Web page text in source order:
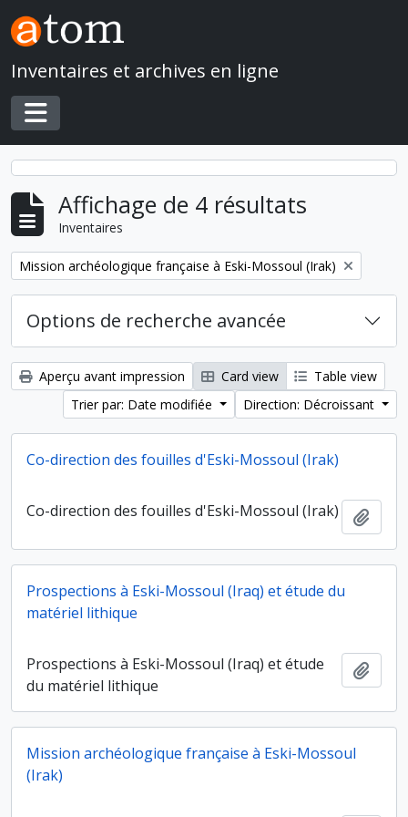
Skip to main content
Inventaires et archives en ligne
Toggle navigation
Affichage de 4 résultats
Inventaires
Remove filter:
Mission archéologique française à Eski-Mossoul (Irak)
Options de recherche avancée
Aperçu avant impression Card view
Table view
Trier par: Date modifiée
Direction: Décroissant
Co-direction des fouilles d'Eski-Mossoul (Irak)
Co-direction des fouilles d'Eski-Mossoul (Irak)
Prospections à Eski-Mossoul (Iraq) et étude du
matériel lithique
Prospections à Eski-Mossoul (Iraq) et étude
du matériel lithique
Mission archéologique française à Eski-Mossoul
(Irak)